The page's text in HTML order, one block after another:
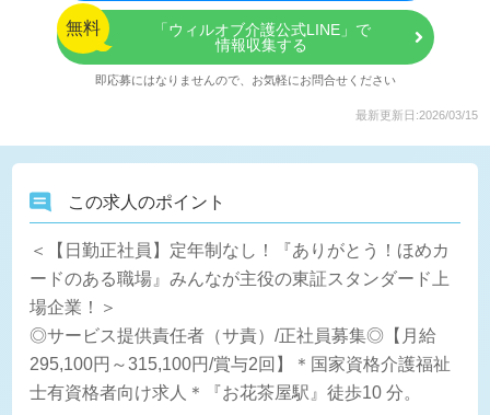
無料
「ウィルオブ介護公式LINE」で
情報収集する
即応募にはなりませんので、お気軽にお問合せください
最新更新日:2026/03/15
この求人のポイント
＜【日勤正社員】定年制なし！『ありがとう！ほめカ
ードのある職場』みんなが主役の東証スタンダード上
場企業！＞
◎サービス提供責任者（サ責）/正社員募集◎【月給
295,100円～315,100円/賞与2回】＊国家資格介護福祉
士有資格者向け求人＊『お花茶屋駅』徒歩10 分。